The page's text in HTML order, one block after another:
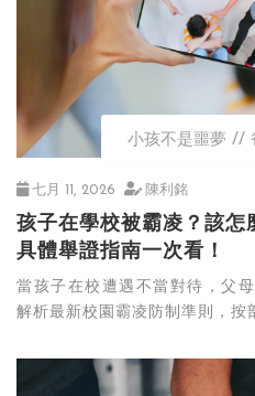
小孩不是噩夢
七月 11, 2026 陳利銘
孩子在學校被霸凌？該
具體舉證指南一次看！
當孩子在校遭遇不當對待，父
解析最新校園霸凌防制準則，按